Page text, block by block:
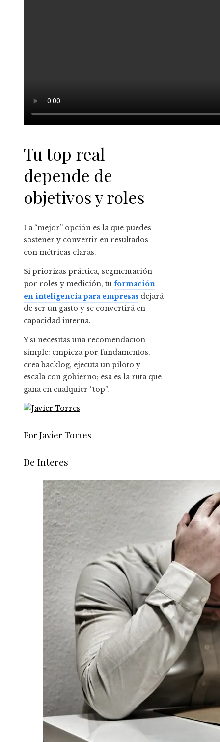
Tu top real
depende de
objetivos y roles
La “mejor” opción es la que puedes
sostener y convertir en resultados
con métricas claras.
Si priorizas práctica, segmentación
por roles y medición, tu formación
en inteligencia para empresas dejará
de ser un gasto y se convertirá en
capacidad interna.
Y si necesitas una recomendación
simple: empieza por fundamentos,
crea backlog, ejecuta un piloto y
escala con gobierno; esa es la ruta que
gana en cualquier “top”.
Por Javier Torres
De Interes